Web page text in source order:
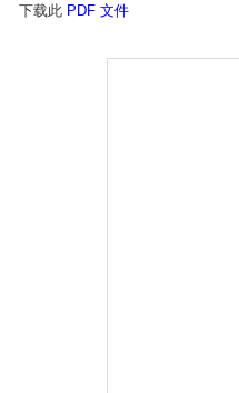
下载此 PDF 文件